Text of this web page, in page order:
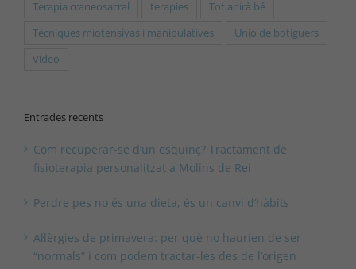
Terapia craneosacral
terapies
Tot anirà bé
Tècniques miotensivas i manipulatives
Unió de botiguers
Vídeo
Entrades recents
Com recuperar-se d’un esquinç? Tractament de
fisioterapia personalitzat a Molins de Rei
Perdre pes no és una dieta, és un canvi d’hàbits
Al·lèrgies de primavera: per què no haurien de ser
“normals” i com podem tractar-les des de l’origen